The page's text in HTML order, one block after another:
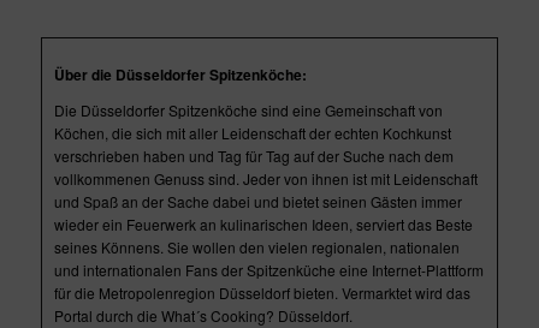
Über die Düsseldorfer Spitzenköche:
Die Düsseldorfer Spitzenköche sind eine Gemeinschaft von
Köchen, die sich mit aller Leidenschaft der echten Kochkunst
verschrieben haben und Tag für Tag auf der Suche nach dem
vollkommenen Genuss sind. Jeder von ihnen ist mit Leidenschaft
und Spaß an der Sache dabei und bietet seinen Gästen immer
wieder ein Feuerwerk an kulinarischen Ideen, serviert das Beste
seines Könnens. Sie wollen den vielen regionalen, nationalen
und internationalen Fans der Spitzenküche eine Internet-Plattform
für die Metropolenregion Düsseldorf bieten. Vermarktet wird das
Portal durch die What´s Cooking? Düsseldorf.